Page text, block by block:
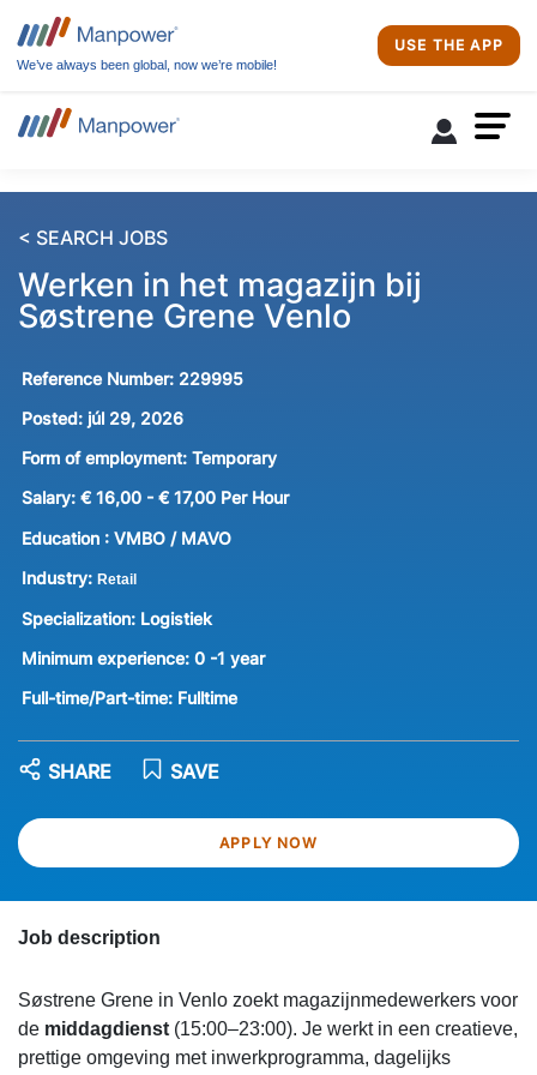
We’ve always been global, now we’re mobile!
USE THE APP
< SEARCH JOBS
Werken in het magazijn bij
Søstrene Grene Venlo
Reference Number: 229995
Posted: júl 29, 2026
Form of employment: Temporary
Salary: € 16,00 - € 17,00 Per Hour
Education : VMBO / MAVO
Industry: Retail
Specialization: Logistiek
Minimum experience: 0 -1 year
Full-time/Part-time: Fulltime
APPLY NOW
SAVE
SHARE
Job description
Søstrene Grene in Venlo zoekt magazijnmedewerkers voor
de middagdienst (15:00–23:00). Je werkt in een creatieve,
prettige omgeving met inwerkprogramma, dagelijks